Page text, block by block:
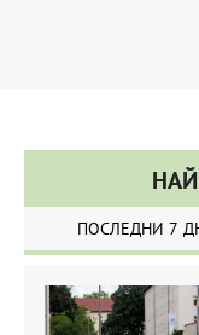
ПОСЛЕДНИ 7